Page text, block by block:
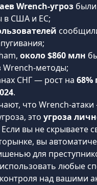
Wrench-угроз были
в США и ЕС;
около $860 млн
Wrench-методы;
СНГ — рост на 68%
.
что Wrench-
это угроза
Если вы не скрываете
вы
для
любые
над вашими